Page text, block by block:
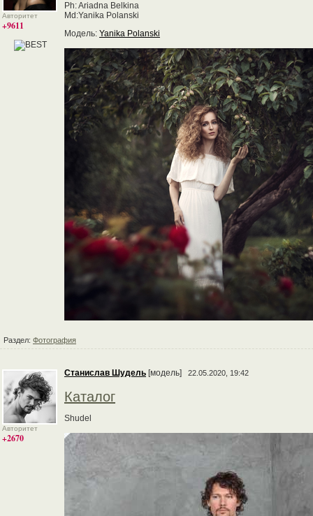
Авторитет
+9611
Ph: Ariadna Belkina
Md:Yanika Polanski
Модель: Yanika Polanski
Раздел: Фотография
Авторитет
+2670
Станислав Шудель [модель] 22.05.2020, 19:42
Каталог
Shudel